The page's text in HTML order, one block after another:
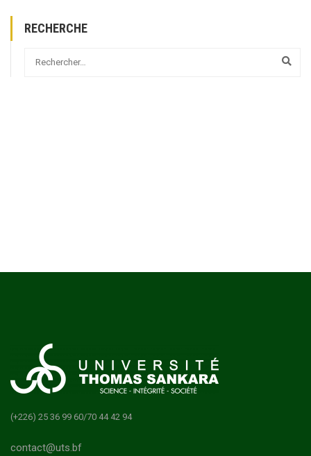
RECHERCHE
(+226) 25 36 99 60/70 44 42 94
contact@uts.bf